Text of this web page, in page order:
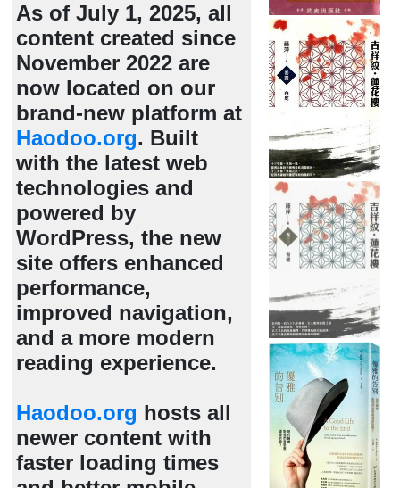
As of July 1, 2025, all
content created since
November 2022 are
now located on our
brand-new platform at
Haodoo.org. Built
with the latest web
technologies and
powered by
WordPress, the new
site offers enhanced
performance,
improved navigation,
and a more modern
reading experience.
Haodoo.org hosts all
newer content with
faster loading times